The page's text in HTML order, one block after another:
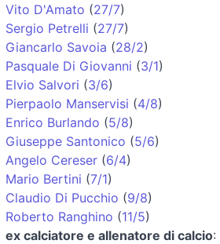
Vito D'Amato (27/7)
Sergio Petrelli (27/7)
Giancarlo Savoia (28/2)
Pasquale Di Giovanni (3/1)
Elvio Salvori (3/6)
Pierpaolo Manservisi (4/8)
Enrico Burlando (5/8)
Giuseppe Santonico (5/6)
Angelo Cereser (6/4)
Mario Bertini (7/1)
Claudio Di Pucchio (9/8)
Roberto Ranghino (11/5)
ex calciatore e allenatore di calcio: